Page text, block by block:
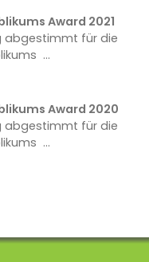
Award 2021
abgestimmt für die
...
Award 2020
abgestimmt für die
...